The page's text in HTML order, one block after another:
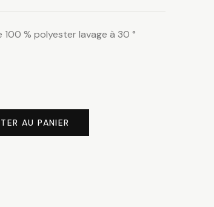
% polyester lavage à 30 °
AU PANIER